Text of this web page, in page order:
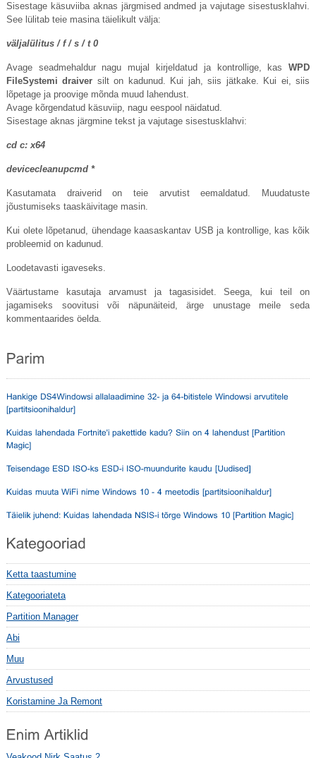
Sisestage käsuviiba aknas järgmised andmed ja vajutage sisestusklahvi.
See lülitab teie masina täielikult välja:
väljalülitus / f / s / t 0
Avage seadmehaldur nagu mujal kirjeldatud ja kontrollige, kasWPD
FileSystemi draiver silt on kadunud. Kui jah, siis jätkake. Kui ei, siis
lõpetage ja proovige mõnda muud lahendust.
Avage kõrgendatud käsuviip, nagu eespool näidatud.
Sisestage aknas järgmine tekst ja vajutage sisestusklahvi:
cd c: x64
devicecleanupcmd *
Kasutamata draiverid on teie arvutist eemaldatud. Muudatuste
jõustumiseks taaskäivitage masin.
Kui olete lõpetanud, ühendage kaasaskantav USB ja kontrollige, kas kõik
probleemid on kadunud.
Loodetavasti igaveseks.
Väärtustame kasutaja arvamust ja tagasisidet. Seega, kui teil on
jagamiseks soovitusi või näpunäiteid, ärge unustage meile seda
kommentaarides öelda.
Ketta taastumine
Kategooriateta
Partition Manager
Abi
Muu
Arvustused
Koristamine Ja Remont